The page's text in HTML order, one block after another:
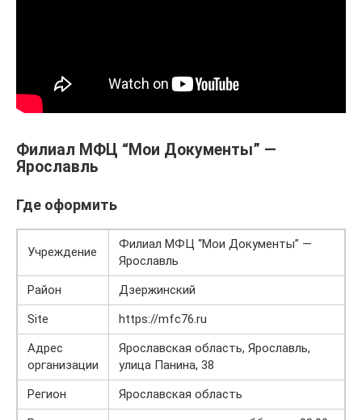
Филиал МФЦ “Мои Документы” —
Ярославль
Где оформить
Учреждение
Филиал МФЦ “Мои Документы” —
Ярославль
Район
Дзержинский
Site
https://mfc76.ru
Адрес
организации
Ярославская область, Ярославль,
улица Панина, 38
Регион
Ярославская область